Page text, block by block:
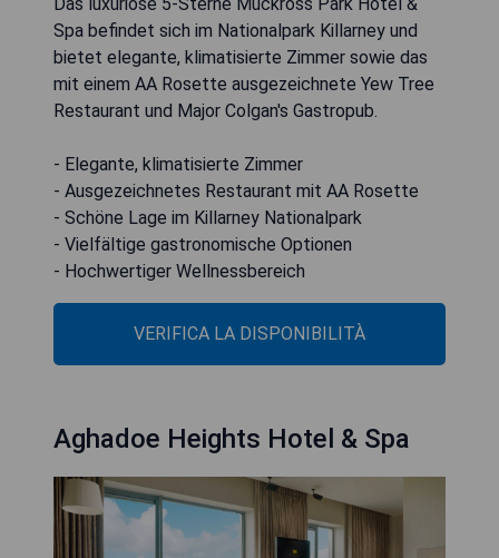
Spa befindet sich im Nationalpark Killarney und
bietet elegante, klimatisierte Zimmer sowie das
mit einem AA Rosette ausgezeichnete Yew Tree
Restaurant und Major Colgan's Gastropub.
- Elegante, klimatisierte Zimmer
- Ausgezeichnetes Restaurant mit AA Rosette
- Schöne Lage im Killarney Nationalpark
- Vielfältige gastronomische Optionen
- Hochwertiger Wellnessbereich
VERIFICA LA DISPONIBILITÀ
Aghadoe Heights Hotel & Spa